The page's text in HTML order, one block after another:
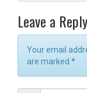
Leave a Reply
Your email
are marked *